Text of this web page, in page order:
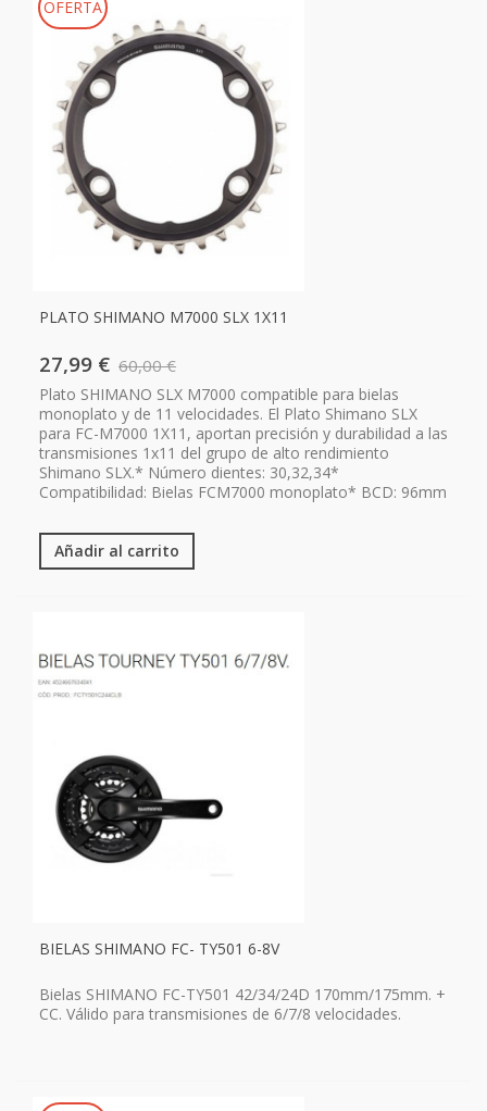
OFERTA
PLATO SHIMANO M7000 SLX 1X11
27,99 € 60,00 €
Plato SHIMANO SLX M7000 compatible para bielas
monoplato y de 11 velocidades. El Plato Shimano SLX
para FC-M7000 1X11, aportan precisión y durabilidad a las
transmisiones 1x11 del grupo de alto rendimiento
Shimano SLX.* Número dientes: 30,32,34*
Compatibilidad: Bielas FCM7000 monoplato* BCD: 96mm
Añadir al carrito
BIELAS SHIMANO FC- TY501 6-8V
Bielas SHIMANO FC-TY501 42/34/24D 170mm/175mm. +
CC. Válido para transmisiones de 6/7/8 velocidades.